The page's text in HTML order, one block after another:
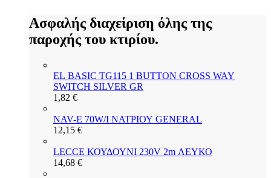
Ασφαλής διαχείριση όλης της
παροχής του κτιρίου.
EL BASIC TG115 1 BUTTON CROSS WAY
SWITCH SILVER GR
1,82 €
NAV-E 70W/I ΝΑΤΡΙΟΥ GENERAL
12,15 €
LECCE ΚΟΥΔΟΥΝΙ 230V 2m ΛΕΥΚΟ
14,68 €